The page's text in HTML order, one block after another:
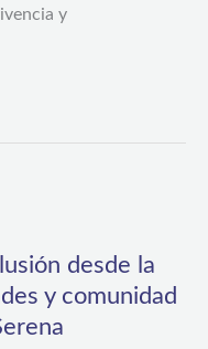
y
desde la
y comunidad